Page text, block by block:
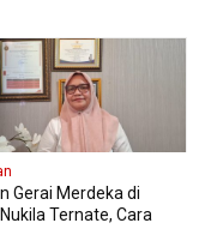
Gerai Merdeka di
Ternate, Cara